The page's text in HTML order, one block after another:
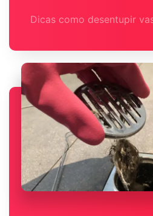
Dicas como desentupir